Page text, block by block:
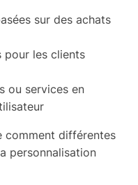
sur des achats
pour les clients
ou services en
comment différentes
personnalisation